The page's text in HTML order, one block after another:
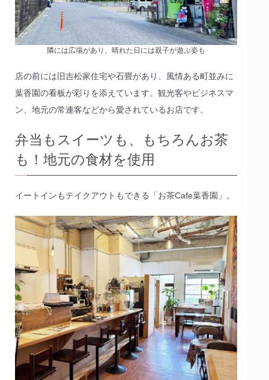
隣には広場があり、晴れた日には親子が遊ぶ姿も
店の前には旧吉松家住宅や石畳があり、風情ある町並みに
葉香園の看板が彩りを添えています。観光客やビジネスマ
ン、地元の常連客などから愛されているお店です。
弁当もスイーツも、もちろんお茶
も！地元の食材を使用
イートインもテイクアウトもできる「お茶Cafe葉香園」。